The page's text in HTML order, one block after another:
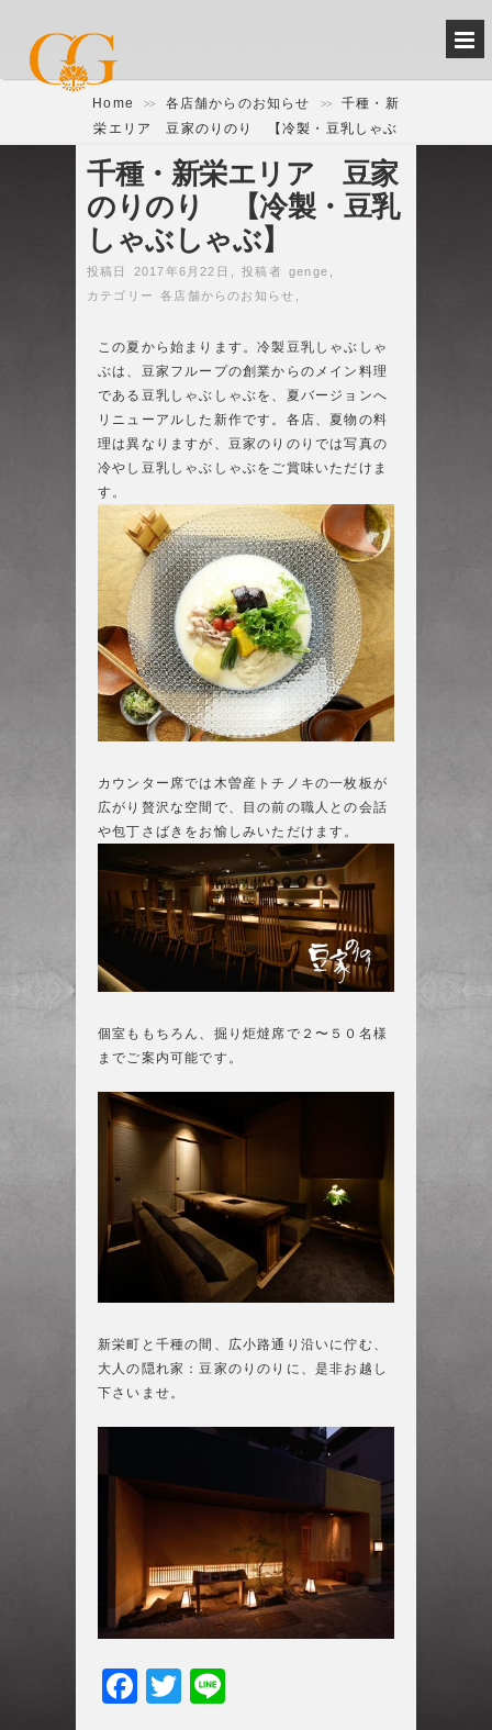
Home >> 各店舗からのお知らせ >>
千種・新
栄エリア 豆家のりのり 【冷製・豆乳しゃぶ
千種・新栄エリア 豆家
のりのり 【冷製・豆乳
しゃぶしゃぶ】
投稿日 2017年6月22日 ,投稿者genge
カテゴリー各店舗からのお知らせ
この夏から始まります。冷製豆乳しゃぶしゃ
ぶは、豆家フループの創業からのメイン料理
である豆乳しゃぶしゃぶを、夏バージョンへ
リニューアルした新作です。各店、夏物の料
理は異なりますが、豆家のりのりでは写真の
冷やし豆乳しゃぶしゃぶをご賞味いただけま
す。
カウンター席では木曽産トチノキの一枚板が
広がり贅沢な空間で、目の前の職人との会話
や包丁さばきをお愉しみいただけます。
個室ももちろん、掘り炬燵席で２〜５０名様
までご案内可能です。
新栄町と千種の間、広小路通り沿いに佇む、
大人の隠れ家：豆家のりのりに、是非お越し
下さいませ。
F
T